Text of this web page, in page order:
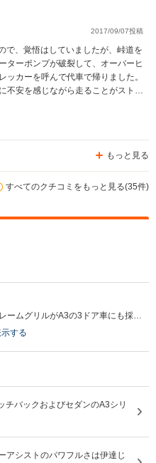
2017/09/07投稿
で、覚悟はしていましたが、峠道を
ターポンプが破裂して、オーバーヒ
ッカーを呼んで代車で帰りました。
不安を感じながら走ることがストレ
意しました。 きちんと整備した上
もっと見る
すべてのクチコミをもっと見る(35件)
アウディの新しい顔とされるシングルフレームグリルがA3の3ドア車にも採用された。同時に一部の装備を変更するとともに、2L車と3.2L車をそれぞれ1グレードずつのバリエーションに絞られた。(2005.7)
する
チバックおよびセダンのA3シリ
アシストのパワフルさは伊達じ